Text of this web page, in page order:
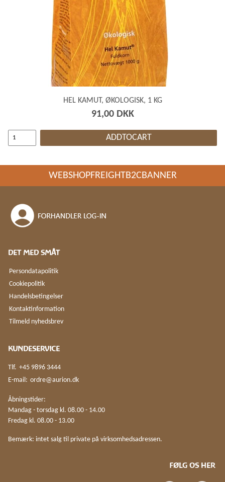
HEL KAMUT, ØKOLOGISK, 1 KG
91,00 DKK
ADDTOCART
WEBSHOPFREIGHTB2CBANNER
DET MED SMÅT
Persondatapolitik
Cookiepolitik
Handelsbetingelser
Kontaktinformation
Tilmeld nyhedsbrev
KUNDESERVICE
Tlf. +45 9896 3444
E-mail: ordre@aurion.dk
Åbningstider:
Mandag - torsdag kl. 08.00 - 14.00
Fredag kl. 08.00 - 13.00
Bemærk: intet salg til private på virksomhedsadressen.
FØLG OS HER